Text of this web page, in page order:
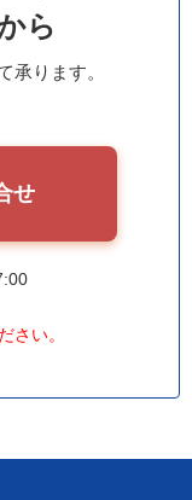
ら
承ります。
せ
さい。